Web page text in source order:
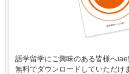
語学留学にご興味のある皆様へ
無料でダウンロードしていただけ